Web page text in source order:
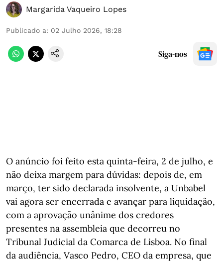
Margarida Vaqueiro Lopes
Publicado a: 02 Julho 2026, 18:28
Siga-nos
O anúncio foi feito esta quinta-feira, 2 de julho, e
não deixa margem para dúvidas: depois de, em
março, ter sido declarada insolvente, a Unbabel
vai agora ser encerrada e avançar para liquidação,
com a aprovação unânime dos credores
presentes na assembleia que decorreu no
Tribunal Judicial da Comarca de Lisboa. No final
da audiência, Vasco Pedro, CEO da empresa, que